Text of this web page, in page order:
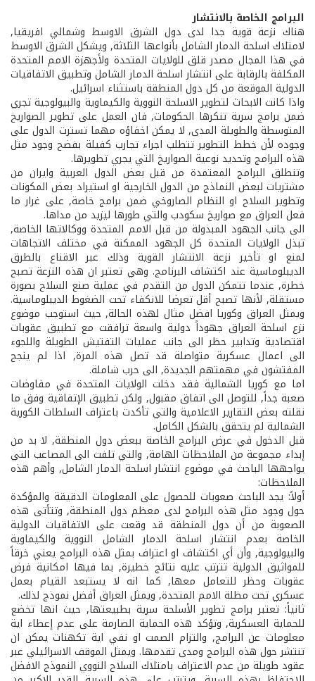
البرامج الخاصة بالانتشار
هناك نزعة قوية جدا لدى دول الشرق الاوسط وشمالي افريقيا,
لامتلاك اسلحة الدمار الشامل بأنواعها الثلاثة, ويشكل الشرق الاوسط
في هذا المجال مصدر قلق للولايات المتحدة ولأجهزة الامم المتحدة
المكلفة بالرقابة على انتشار اسلحة الدمار الشامل وتطبيق الاتفاقيات
الدولية الموقعة من كل دول المنطقة باستثناء اسرائيل.
واذا كانت الابحاث لتطوير الاسلحة النووية والكيماوية والبيولوجية تجري
ضمن برامج سرية تنكرها الحكومات, فان العمل على تطوير الصواريخ
المتوسطة والطويلة المدى, لا يمكن اخفاؤه مهما تسترت الدول على
وجوده لأن خطط التطوير تتطلب اجراء تجارب كفيلة بفضح وجود مثل
هذه البرامج وتحديد نوعية الصواريخ التي يجري تطويرها.
وتنطلق البرامج المعتمدة من قبل بعض الدول العربية وايران من
مشتريات لبعض النماذج من الدول الخارجية او استيراد بعض المكونات
وتطوير السلاح او النظام الصاروخي ضمن برامج خاصة, على غرار ما
فعل العراق مع صواريخ سكود­ب والتي طورها ليزيد من مداها.
الى جانب الجهود المبذولة من قبل الامم المتحدة ووكالاتها الخاصة,
تبذل الولايات المتحدة كل الجهود الممكنة في مختلف الاتجاهات
لمنع او تأخير نزعة الانتشار القوية وذلك عبر الاقناع بالطرق
الديبلوماسية عند اكتشاف البرنامج. وهي تعتبر ان هذه النزعة تصبح
خطرة, عندما تتمكن الدول من التقدم في عملية صنع السلاح بصورة
مستقلة, لأنها تصبح أقل تعرضا للانكفاء تحت الضغوط الديبلوماسية.
ويمثل العراق وكوريا افضل مثال لهذه الحالة, حيث استوجب موضوع
نزع اسلحة العراق جهوداً دولية واسعة ترافقت مع تطبيق عقوبات
اقتصادية وتدابير حظر الى جانب عمليات التفتيش الطويلة واللجوء
الى اعمال عسكرية متواصلة قد تصل هذه المرة, اذا لم ينجح
المفتشون في مهمتهم الجديدة, الى حرب شاملة.
اما مع كوريا الشمالية فقد دخلت الولايات المتحدة في مفاوضات
صعبة جداً, للتوصل الى اتفاق مقبول, ولكن تطبيق الإتفاقية وفق ما
نقلته بعض التقارير الاعلامية والتي تأكدت باعتراف السلطات الكورية
الشمالية لم يتحقق بالشكل الكامل.
قبل الدخول في عرض البرامج الخاصة ببعض دول المنطقة, لا بد من
إبداء مجموعة من الملاحظات الهامة, والتي تلفت الى المصاعب التي
يواجهها الباحث في موضوع انتشار اسلحة الدمار الشامل, وأهم هذه
الملاحظات:
أولاً: يجد الباحث صعوبات للحصول على المعلومات الدقيقة والمؤكدة
حول وجود مثل هذه البرامج لدى معظم دول المنطقة, وتتأتى هذه
الصعوبة من أن دول المنطقة قد وقعت على الاتفاقيات الدولية
الخاصة بعدم انتشار اسلحة الدمار الشامل النووية والكيماوية
والبيولوجية, وأن أي اكتشاف او اعتراف بمثل هذه البرامج يعني خرقاً
للمواثيق الدولية تترتب عليه نتائج خطيرة, بما فيها امكانية فرض
عقوبات وحظر للتعامل معها, كما انه لا يستبعد القيام بعمل
عسكري تحت مظلة الامم المتحدة, ويمثل العراق أفضل نموذج لذلك.
ثانياً: تعتبر برامج تطوير الأسلحة سرية بطبيعتها, حيث انها تخضع
للحماية العسكرية, وتؤكد هذه الحماية الصارمة على عدم إعطاء اية
معلومات عن البرامج, والتزام الصمت او نفي اية تكهنات يمكن ان
تنتشر حول هذه البرامج ومدى تقدمها. ويمثل الموقف الاسرائيلي عبر
عقود طويلة من عدم الاعتراف بامتلاك السلاح النووي النموذج الافضل